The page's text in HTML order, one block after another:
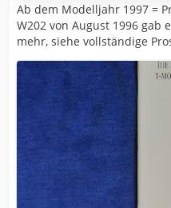
Ab dem Modelljahr 1997 =
W202 von August 1996 gab
mehr, siehe vollständige